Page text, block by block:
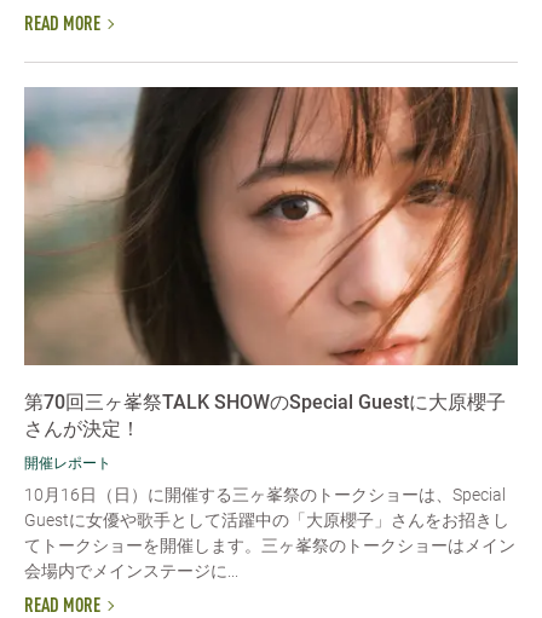
READ MORE
第70回三ヶ峯祭TALK SHOWのSpecial Guestに大原櫻子
さんが決定！
開催レポート
10月16日（日）に開催する三ヶ峯祭のトークショーは、Special
Guestに女優や歌手として活躍中の「大原櫻子」さんをお招きし
てトークショーを開催します。三ヶ峯祭のトークショーはメイン
会場内でメインステージに...
READ MORE